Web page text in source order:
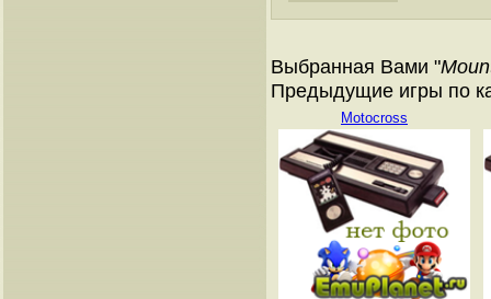
Выбранная Вами "
Предыдущие игры по
Motocross